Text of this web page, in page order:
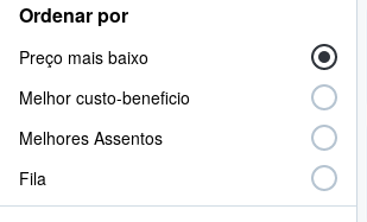
Ordenar por
Preço mais baixo
Melhor custo-beneficio
Melhores Assentos
Fila